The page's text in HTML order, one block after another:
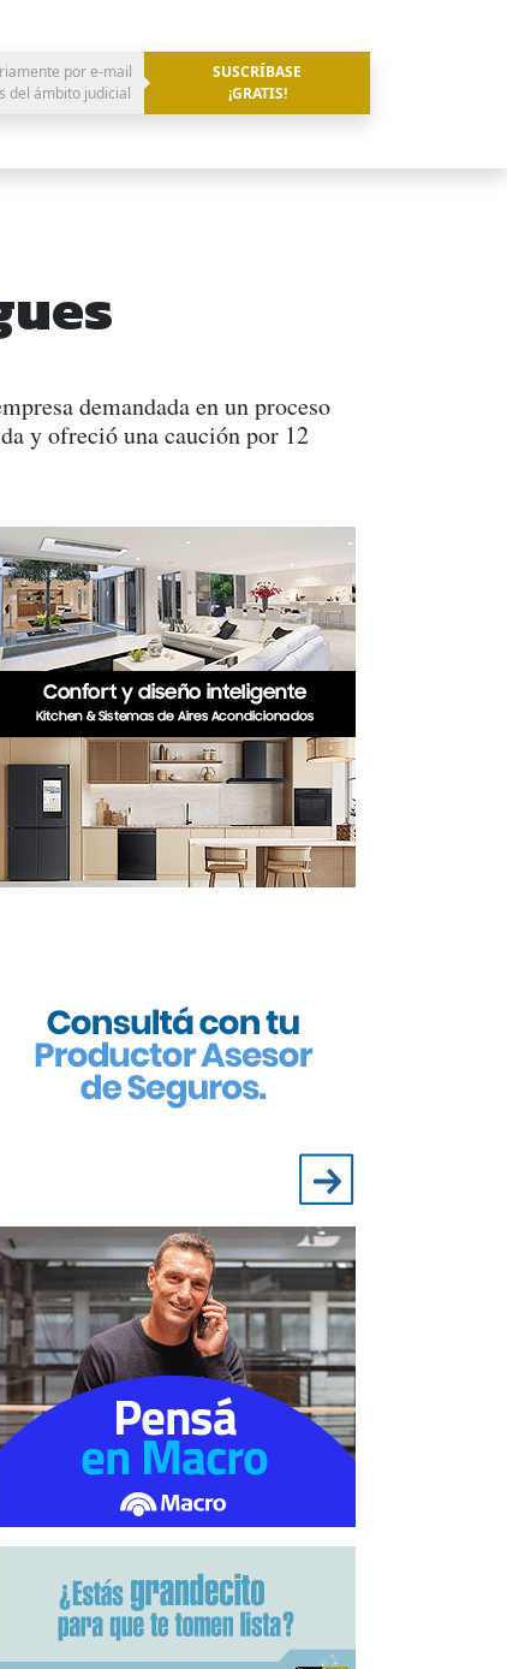
por e-mail
del ámbito judicial
SUSCRÍBASE
¡GRATIS!
demandada en un proceso
y ofreció una caución por 12